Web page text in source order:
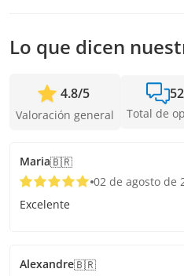
Lo que dicen
4.8/5
Valoración general Total de
Maria🇧🇷
02 de agosto de
Excelente
Alexandre🇧🇷